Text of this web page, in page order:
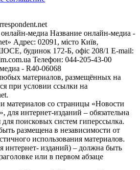
медиа Название онлайн-медиа -
Адрес: 02091, місто Київ,
будинок 172-Б, офіс 208/1 E-mail:
Телефон: 044-205-43-00
- R40-06068
материалов, размещённых на
при условии ссылки на
материалов со страницы «Новости
для интернет-изданий – обязательна
для поисковых систем гиперссылка.
размещена в независимости от
использования материалов.
интернет- изданий) – должна быть
или в первом абзаце